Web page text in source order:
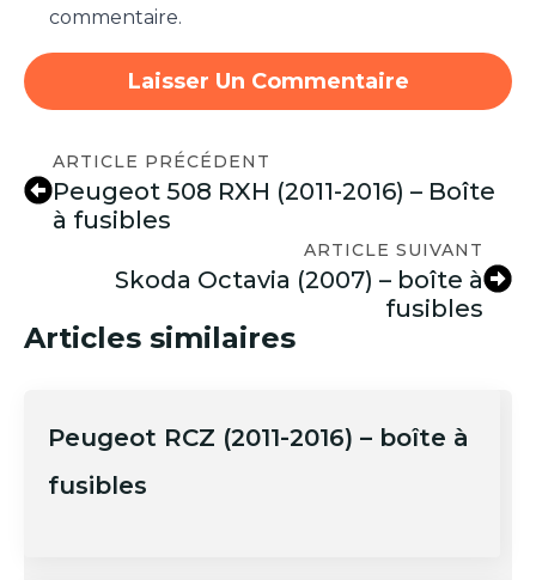
commentaire.
ARTICLE PRÉCÉDENT
Peugeot 508 RXH (2011-2016) – Boîte
à fusibles
ARTICLE SUIVANT
Skoda Octavia (2007) – boîte à
fusibles
Articles similaires
Peugeot RCZ (2011-2016) – boîte à
fusibles